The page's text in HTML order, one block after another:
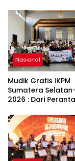
Nasional
Mudik Gratis IKPM
Sumatera
2026 : Dari
Halaman,
Silaturahmi dan